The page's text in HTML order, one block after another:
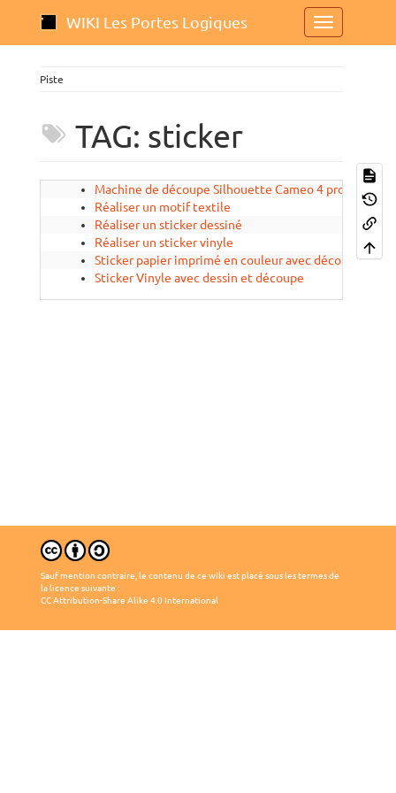
WIKI Les Portes Logiques
Piste
TAG: sticker
Machine de découpe Silhouette Cameo 4 pro
Réaliser un motif textile
Réaliser un sticker dessiné
Réaliser un sticker vinyle
Sticker papier imprimé en couleur avec découpe
Sticker Vinyle avec dessin et découpe
Sauf mention contraire, le contenu de ce wiki est placé sous les termes de
la licence suivante :
CC Attribution-Share Alike 4.0 International